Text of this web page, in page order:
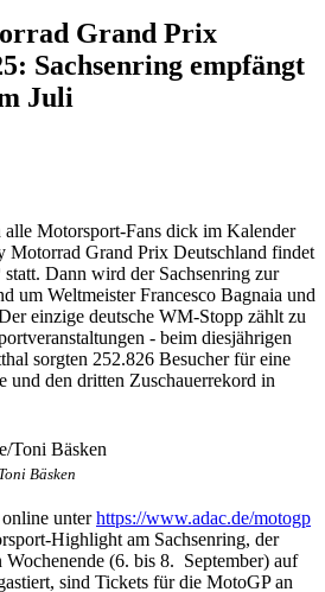
Grand Prix
Sachsenring empfängt
Juli
Motorsport-Fans dick im Kalender
Grand Prix Deutschland findet
Dann wird der Sachsenring zur
um Weltmeister Francesco Bagnaia und
einzige deutsche WM-Stopp zählt zu
- beim diesjährigen
sorgten 252.826 Besucher für eine
und den dritten Zuschauerrekord in
Bäsken
unterhttps://www.adac.de/motogp
Highlight am Sachsenring, der
(6. bis 8. September) auf
sind Tickets für die MotoGP an